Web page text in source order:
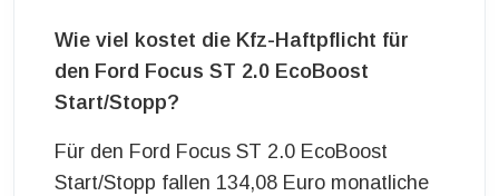
Wie viel kostet die Kfz-Haftpflicht für
den Ford Focus ST 2.0 EcoBoost
Start/Stopp?
Für den Ford Focus ST 2.0 EcoBoost
Start/Stopp fallen 134,08 Euro monatliche